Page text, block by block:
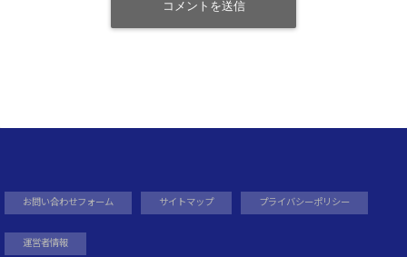
お問い合わせフォーム サイトマップ プライバシーポリシー
運営者情報